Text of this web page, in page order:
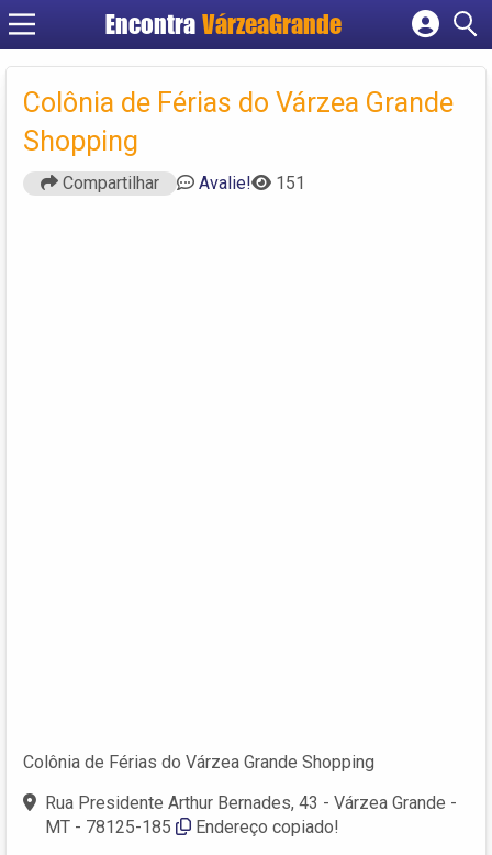
Encontra VárzeaGrande
Cadastrar empresa
Criar conta
Colônia de Férias do Várzea Grande
Shopping
Compartilhar Avalie! 151
Colônia de Férias do Várzea Grande Shopping
Rua Presidente Arthur Bernades, 43 - Várzea Grande -
MT - 78125-185
Endereço copiado!